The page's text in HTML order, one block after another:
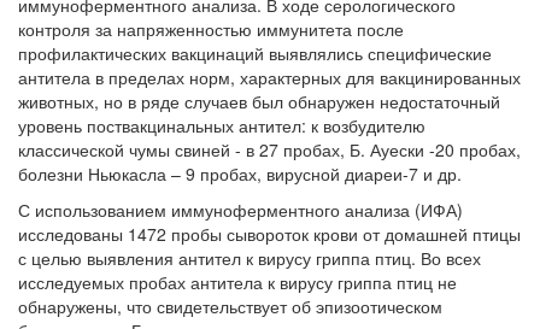
иммуноферментного анализа. В ходе серологического
контроля за напряженностью иммунитета после
профилактических вакцинаций выявлялись специфические
антитела в пределах норм, характерных для вакцинированных
животных, но в ряде случаев был обнаружен недостаточный
уровень поствакцинальных антител: к возбудителю
классической чумы свиней - в 27 пробах, Б. Ауески -20 пробах,
болезни Ньюкасла – 9 пробах, вирусной диареи-7 и др.
С использованием иммуноферментного анализа (ИФА)
исследованы 1472 пробы сывороток крови от домашней птицы
с целью выявления антител к вирусу гриппа птиц. Во всех
исследуемых пробах антитела к вирусу гриппа птиц не
обнаружены, что свидетельствует об эпизоотическом